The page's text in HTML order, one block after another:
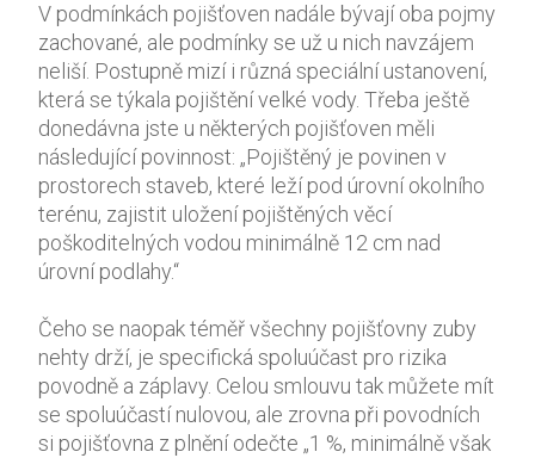
V podmínkách pojišťoven nadále bývají oba pojmy
zachované, ale podmínky se už u nich navzájem
neliší. Postupně mizí i různá speciální ustanovení,
která se týkala pojištění velké vody. Třeba ještě
donedávna jste u některých pojišťoven měli
následující povinnost: „Pojištěný je povinen v
prostorech staveb, které leží pod úrovní okolního
terénu, zajistit uložení pojištěných věcí
poškoditelných vodou minimálně 12 cm nad
úrovní podlahy.“
Čeho se naopak téměř všechny pojišťovny zuby
nehty drží, je specifická spoluúčast pro rizika
povodně a záplavy. Celou smlouvu tak můžete mít
se spoluúčastí nulovou, ale zrovna při povodních
si pojišťovna z plnění odečte „1 %, minimálně však